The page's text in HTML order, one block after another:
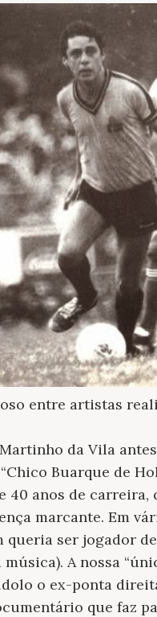
entre artistas
da Vila
Buarque de
40 anos de
marcante. Em
ser jogador
A nossa
o ex-ponta
que faz